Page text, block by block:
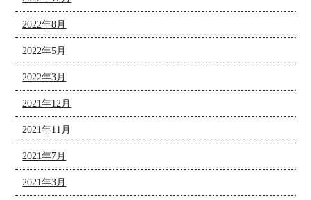
2022年8月
2022年5月
2022年3月
2021年12月
2021年11月
2021年7月
2021年3月